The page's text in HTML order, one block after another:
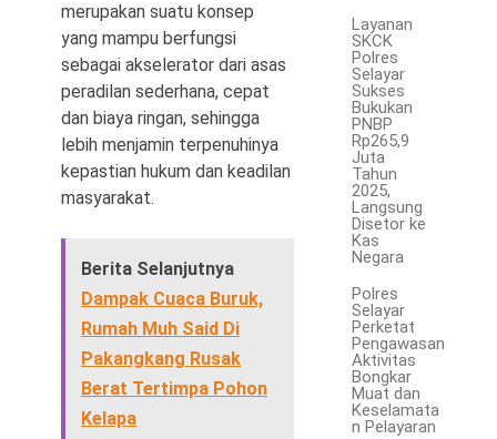
merupakan suatu konsep
yang mampu berfungsi
sebagai akselerator dari asas
peradilan sederhana, cepat
dan biaya ringan, sehingga
lebih menjamin terpenuhinya
kepastian hukum dan keadilan
masyarakat.
Berita Selanjutnya
Dampak Cuaca Buruk,
Rumah Muh Said Di
Pakangkang Rusak
Berat Tertimpa Pohon
Kelapa
Layanan
SKCK
Polres
Selayar
Sukses
Bukukan
PNBP
Rp265,9
Juta
Tahun
2025,
Langsung
Disetor ke
Kas
Negara
Polres
Selayar
Perketat
Pengawasan
Aktivitas
Bongkar
Muat dan
Keselamata
n Pelayaran